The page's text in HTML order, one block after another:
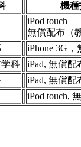
機
iPod touch
無償配布（
iPhone 3G
科
iPad, 無償配
iPad, 無償配
iPod touch,